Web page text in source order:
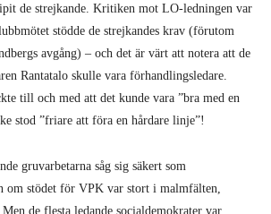
de strejkande. Kritiken mot LO-ledningen var
stödde de strejkandes krav (förutom
avgång) – och det är värt att notera att de
Rantatalo skulle vara förhandlingsledare.
till och med att det kunde vara ”bra med en
stod ”friare att föra en hårdare linje”!
gruvarbetarna såg sig säkert som
om stödet för VPK var stort i malmfälten,
de flesta ledande socialdemokrater var